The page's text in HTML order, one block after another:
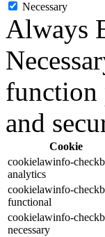
Necessary
Always
function
and
Cookie
cookielawinfo-
analytics
cookielawinfo-
functional
cookielawinfo-
necessary